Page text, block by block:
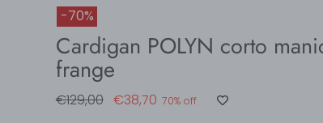
-70%
Cardigan POLYN corto
frange
Regular
€129,00 €38,70 70% off